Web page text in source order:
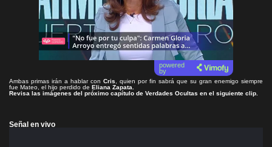
powered
by
Ambas primas irán a hablar con Cris , quien por fin sabrá que su gran enemigo siempre
fue Mateo, el hijo perdido de Eliana Zapata.
Revisa las imágenes del próximo capítulo de Verdades Ocultas en el siguiente clip.
Señal en vivo